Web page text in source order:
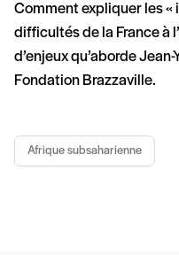
Comment expliquer les «
difficultés de la France à
d’enjeux qu’aborde
Fondation Brazzaville.
Afrique subsaharienne